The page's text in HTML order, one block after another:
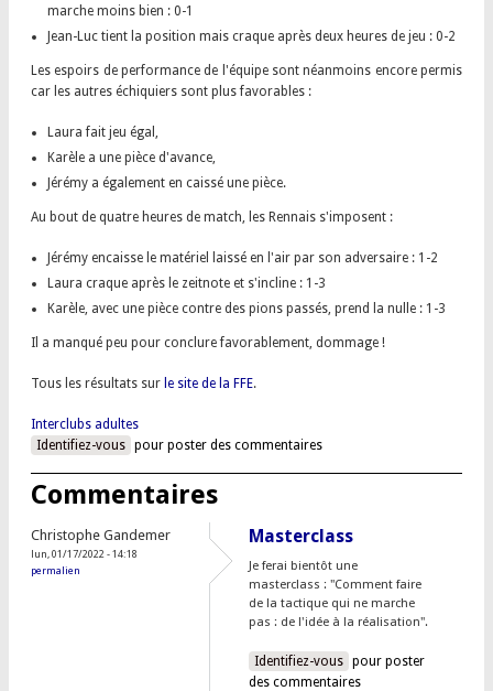
marche moins bien : 0-1
Jean-Luc tient la position mais craque après deux heures de jeu : 0-2
Les espoirs de performance de l'équipe sont néanmoins encore permis
car les autres échiquiers sont plus favorables :
Laura fait jeu égal,
Karèle a une pièce d'avance,
Jérémy a également en caissé une pièce.
Au bout de quatre heures de match, les Rennais s'imposent :
Jérémy encaisse le matériel laissé en l'air par son adversaire : 1-2
Laura craque après le zeitnote et s'incline : 1-3
Karèle, avec une pièce contre des pions passés, prend la nulle : 1-3
Il a manqué peu pour conclure favorablement, dommage !
Tous les résultats sur le site de la FFE.
Interclubs adultes
Identifiez-vous pour poster des commentaires
Commentaires
Christophe Gandemer
lun, 01/17/2022 - 14:18
permalien
Masterclass
Je ferai bientôt une
masterclass : "Comment faire
de la tactique qui ne marche
pas : de l'idée à la réalisation".
Identifiez-vous pour poster
des commentaires